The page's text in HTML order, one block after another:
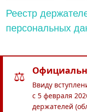
Реестр
персональных
⚖
Ввиду
с 5 февраля
держателей